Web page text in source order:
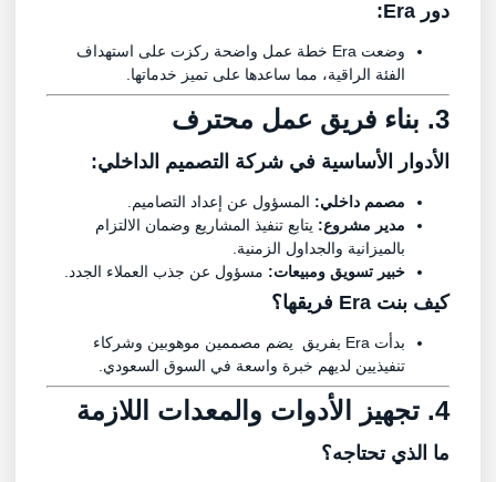
دور Era:
وضعت Era خطة عمل واضحة ركزت على استهداف
الفئة الراقية، مما ساعدها على تميز خدماتها.
3. بناء فريق عمل محترف
الأدوار الأساسية في شركة التصميم الداخلي:
مصمم داخلي:المسؤول عن إعداد التصاميم.
مدير مشروع:يتابع تنفيذ المشاريع وضمان الالتزام
بالميزانية والجداول الزمنية.
خبير تسويق ومبيعات:مسؤول عن جذب العملاء الجدد.
كيف بنت Era فريقها؟
بدأت Era بفريق يضم مصممين موهوبين وشركاء
تنفيذيين لديهم خبرة واسعة في السوق السعودي.
4. تجهيز الأدوات والمعدات اللازمة
ما الذي تحتاجه؟